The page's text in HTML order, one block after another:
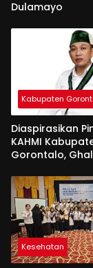
Dulamayo
Kabupaten
Diaspirasikan
KAHMI
Gorontalo,
Kesehatan